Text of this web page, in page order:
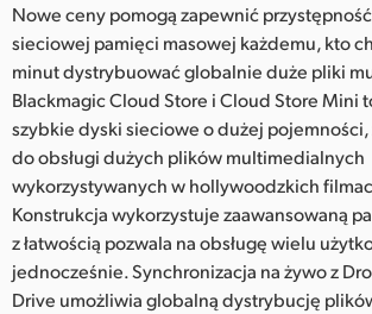
Malaysia
Netherlands
New Zealand
Norway
Polska
Portugal
Nowe ceny pomogą zapewnić
sieciowej pamięci masowej każdemu, kto
minut dystrybuować globalnie duże pliki
Blackmagic Cloud Store i Cloud Store Mini
szybkie dyski sieciowe o dużej
do obsługi dużych plików multimedialnych
wykorzystywanych w hollywoodzkich
Konstrukcja wykorzystuje zaawansowaną
z łatwością pozwala na obsługę wielu
jednocześnie. Synchronizacja na żywo z
Drive umożliwia globalną dystrybucję